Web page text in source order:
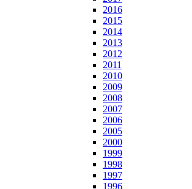
2016
2015
2014
2013
2012
2011
2010
2009
2008
2007
2006
2005
2000
1999
1998
1997
1996